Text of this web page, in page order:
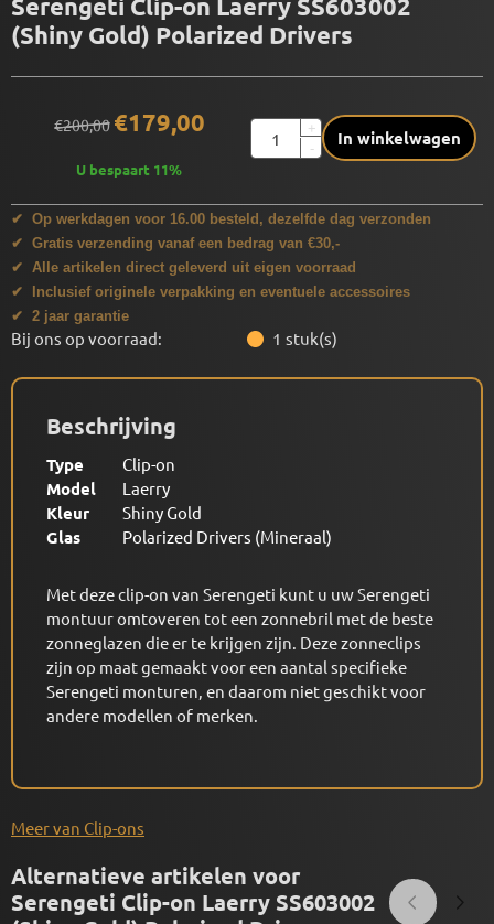
(Shiny Gold) Polarized Drivers
€200,00 €179,00
U bespaart 11%
Aantal
+
-
In winkelwagen
✔ Op werkdagen voor 16.00 besteld, dezelfde dag verzonden
✔ Gratis verzending vanaf een bedrag van €30,-
✔ Alle artikelen direct geleverd uit eigen voorraad
✔ Inclusief originele verpakking en eventuele accessoires
✔ 2 jaar garantie
Bij ons op voorraad: 1 stuk(s)
Beschrijving
Type Clip-on
Model Laerry
Kleur Shiny Gold
Glas Polarized Drivers (Mineraal)
Met deze clip-on van Serengeti kunt u uw Serengeti
montuur omtoveren tot een zonnebril met de beste
zonneglazen die er te krijgen zijn. Deze zonneclips
zijn op maat gemaakt voor een aantal specifieke
Serengeti monturen, en daarom niet geschikt voor
andere modellen of merken.
Meer van Clip-ons
Alternatieve artikelen voor
Serengeti Clip-on Laerry SS603002